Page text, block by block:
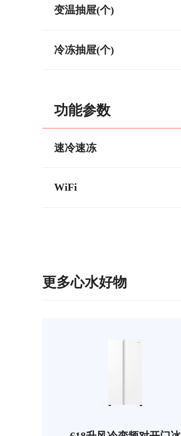
变温抽屉(个)
冷冻抽屉(个)
功能参数
速冷速冻
WiFi
更多心水好物